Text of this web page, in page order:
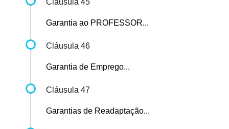
Cláusula 45
Garantia ao PROFESSOR...
Cláusula 46
Garantia de Emprego...
Cláusula 47
Garantias de Readaptação...